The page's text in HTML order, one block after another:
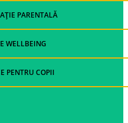
PARENTALĂ
WELLBEING
PENTRU COPII